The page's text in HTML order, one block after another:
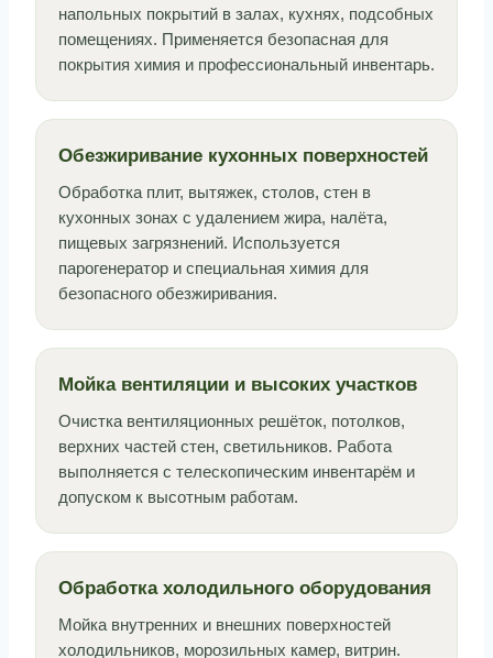
напольных покрытий в залах, кухнях, подсобных
помещениях. Применяется безопасная для
покрытия химия и профессиональный инвентарь.
Обезжиривание кухонных поверхностей
Обработка плит, вытяжек, столов, стен в
кухонных зонах с удалением жира, налёта,
пищевых загрязнений. Используется
парогенератор и специальная химия для
безопасного обезжиривания.
Мойка вентиляции и высоких участков
Очистка вентиляционных решёток, потолков,
верхних частей стен, светильников. Работа
выполняется с телескопическим инвентарём и
допуском к высотным работам.
Обработка холодильного оборудования
Мойка внутренних и внешних поверхностей
холодильников, морозильных камер, витрин.